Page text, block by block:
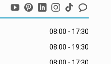
08:00 - 17:30
08:00 - 19:30